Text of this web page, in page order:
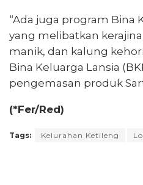
“Ada juga program Bina
yang melibatkan
manik, dan kalung
Bina Keluarga Lansia
pengemasan produk
(*Fer/Red)
Tags: Kelurahan Ketileng